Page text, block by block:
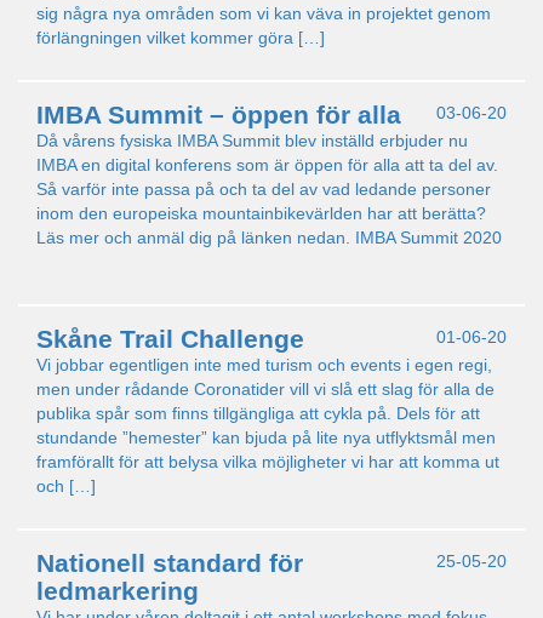
sig några nya områden som vi kan väva in projektet genom
förlängningen vilket kommer göra […]
03-06-20
IMBA Summit – öppen för alla
Då vårens fysiska IMBA Summit blev inställd erbjuder nu
IMBA en digital konferens som är öppen för alla att ta del av.
Så varför inte passa på och ta del av vad ledande personer
inom den europeiska mountainbikevärlden har att berätta?
Läs mer och anmäl dig på länken nedan. IMBA Summit 2020
01-06-20
Skåne Trail Challenge
Vi jobbar egentligen inte med turism och events i egen regi,
men under rådande Coronatider vill vi slå ett slag för alla de
publika spår som finns tillgängliga att cykla på. Dels för att
stundande ”hemester” kan bjuda på lite nya utflyktsmål men
framförallt för att belysa vilka möjligheter vi har att komma ut
och […]
25-05-20
Nationell standard för
ledmarkering